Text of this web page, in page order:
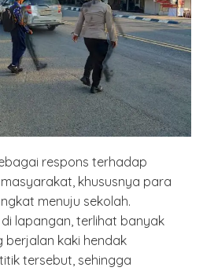
respons terhadap
khususnya para
menuju sekolah.
lapangan, terlihat banyak
kaki hendak
tersebut, sehingga